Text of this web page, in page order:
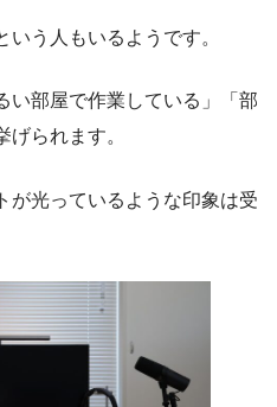
う人もいるようです。
い部屋で作業している」「部
げられます。
が光っているような印象は受